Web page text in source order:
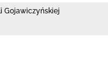
Gojawiczyńskiej